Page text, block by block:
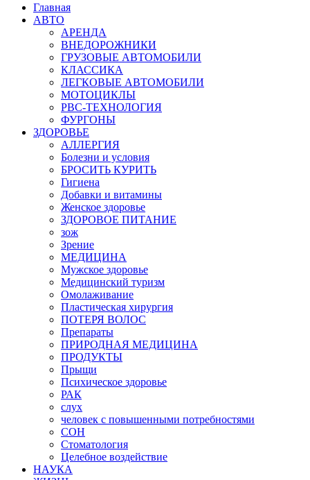
Главная
АВТО
АРЕНДА
ВНЕДОРОЖНИКИ
ГРУЗОВЫЕ АВТОМОБИЛИ
КЛАССИКА
ЛЕГКОВЫЕ АВТОМОБИЛИ
МОТОЦИКЛЫ
РВС-ТЕХНОЛОГИЯ
ФУРГОНЫ
ЗДОРОВЬЕ
АЛЛЕРГИЯ
Болезни и условия
БРОСИТЬ КУРИТЬ
Гигиена
Добавки и витамины
Женское здоровье
ЗДОРОВОЕ ПИТАНИЕ
зож
Зрение
МЕДИЦИНА
Мужское здоровье
Медицинский туризм
Омолаживание
Пластическая хирургия
ПОТЕРЯ ВОЛОС
Препараты
ПРИРОДНАЯ МЕДИЦИНА
ПРОДУКТЫ
Прыщи
Психическое здоровье
РАК
слух
человек с повышенными потребностями
СОН
Стоматология
Целебное воздействие
НАУКА